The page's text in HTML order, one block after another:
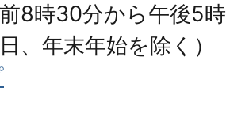
8時30分から午後5
、年末年始を除く）